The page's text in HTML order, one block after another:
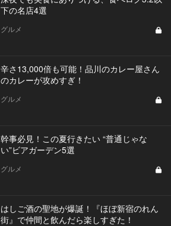
下の名店4選
グルメ
辛さ13,000倍も可能！品川のカレー屋さん
のカレーが攻めすぎ！
グルメ
幹事必見！この夏行きたい “普通じゃな
い”ビアガーデン5選
グルメ
はしご酒の聖地が爆誕！『ほぼ新宿のれん
街』で仲間と飲んだら楽しすぎた！